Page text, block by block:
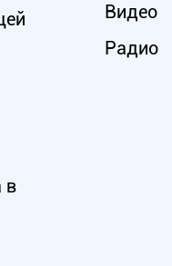
в
Видео
Радио